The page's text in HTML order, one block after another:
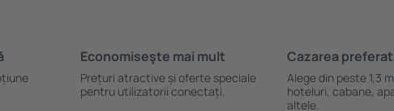
Economiseşte mai mult
Prețuri atractive și oferte speciale
pentru utilizatorii conectați.
Cazarea
Alege din peste 1,3
hoteluri, cabane,
altele.